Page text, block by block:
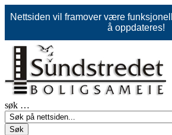
Nettsiden vil framover være
å oppdateres!
søk …
Søk